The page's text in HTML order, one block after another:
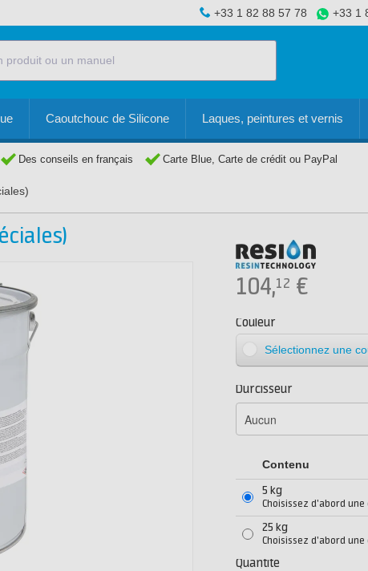
+33 1 82 88 57 78 +33 1
Caoutchouc de Silicone Laques, peintures et vernis
Des conseils en français Carte Blue, Carte de crédit ou PayPal
104,12 €
Couleur
Sélectionnez une
Durcisseur
Contenu
5 kg
Choisissez d'abord une
25 kg
Choisissez d'abord une
Quantité